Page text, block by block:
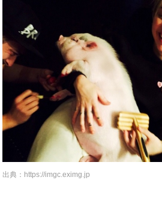
出典： https://imgc.eximg.jp